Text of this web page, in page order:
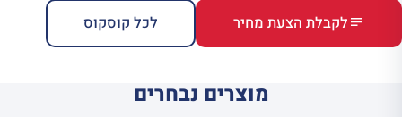
לקבלת הצעת מחיר לכל קוסקוס
מוצרים נבחרים